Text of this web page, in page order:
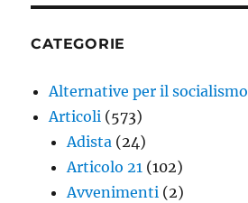
CATEGORIE
Alternative per il socialismo
Articoli (573)
Adista (24)
Articolo 21 (102)
Avvenimenti (2)